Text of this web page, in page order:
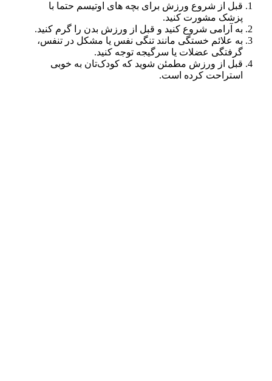
قبل از شروع ورزش برای بچه های اوتیسم حتما با
پزشک مشورت کنید.
به آرامی شروع کنید و قبل از ورزش بدن را گرم کنید.
به علائم خستگی مانند تنگی نفس یا مشکل در تنفس،
گرفتگی عضلات یا سرگیجه توجه کنید.
قبل از ورزش مطمئن شوید که کودک‌تان به خوبی
استراحت کرده است.